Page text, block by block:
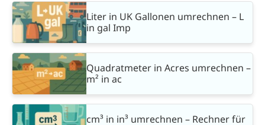
Liter in UK Gallonen umrechnen – L
in gal Imp
Quadratmeter in Acres umrechnen –
m² in ac
cm³ in in³ umrechnen – Rechner für